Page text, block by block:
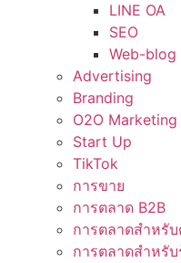
LINE OA
SEO
Web-blog
Advertising
Branding
O2O Marketing
Start Up
TikTok
การขาย
การตลาด B2B
การตลาดสำหรั
การตลาดสำหรั